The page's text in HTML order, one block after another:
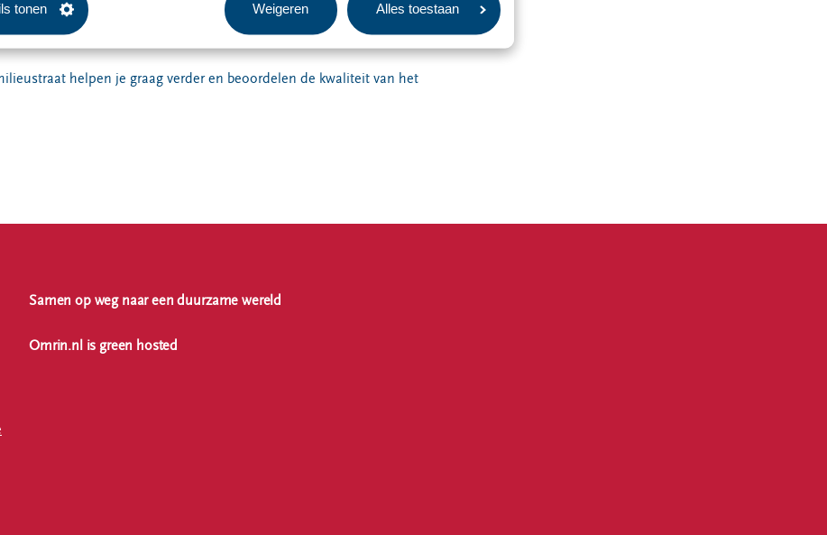
tonen Weigeren Alles toestaan
Gratis grond inleveren
helpen je graag verder en beoordelen de kwaliteit van het
Samen op weg naar een duurzame wereld
Omrin.nl is green hosted